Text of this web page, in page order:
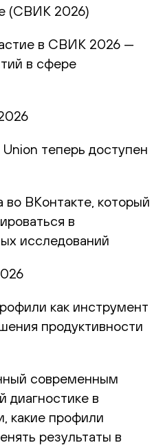
(СВИК 2026)
в СВИК 2026 —
в сфере
теперь доступен
во ВКонтакте, который
в
исследований
как инструмент
продуктивности
современным
диагностике в
какие профили
результаты в